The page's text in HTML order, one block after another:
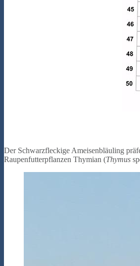
Der Schwarzfleckige Ameisenbläuling
Raupenfutterpflanzen Thymian (Thymus